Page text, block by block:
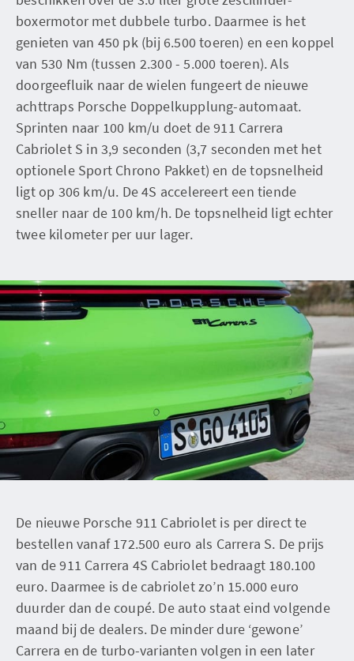
boxermotor met dubbele turbo. Daarmee is het
genieten van 450 pk (bij 6.500 toeren) en een koppel
van 530 Nm (tussen 2.300 - 5.000 toeren). Als
doorgeefluik naar de wielen fungeert de nieuwe
achttraps Porsche Doppelkupplung-automaat.
Sprinten naar 100 km/u doet de 911 Carrera
Cabriolet S in 3,9 seconden (3,7 seconden met het
optionele Sport Chrono Pakket) en de topsnelheid
ligt op 306 km/u. De 4S accelereert een tiende
sneller naar de 100 km/h. De topsnelheid ligt echter
twee kilometer per uur lager.
De nieuwe Porsche 911 Cabriolet is per direct te
bestellen vanaf 172.500 euro als Carrera S. De prijs
van de 911 Carrera 4S Cabriolet bedraagt 180.100
euro. Daarmee is de cabriolet zo’n 15.000 euro
duurder dan de coupé. De auto staat eind volgende
maand bij de dealers. De minder dure ‘gewone’
Carrera en de turbo-varianten volgen in een later